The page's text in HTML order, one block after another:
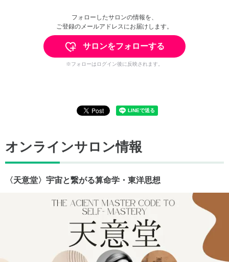
フォローしたサロンの情報を、
ご登録のメールアドレスにお届けします。
サロンをフォローする
※フォローはログイン後に反映されます。
オンラインサロン情報
〈天意堂〉宇宙と繋がる算命学・東洋思想